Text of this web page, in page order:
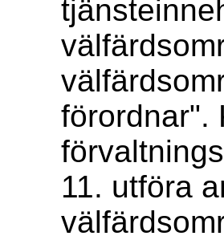
förordnar".
11. utföra